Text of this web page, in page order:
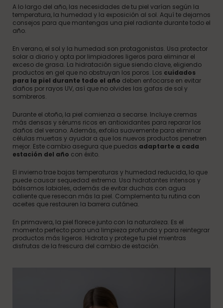
A lo largo del año, las necesidades de tu piel varían según la
temperatura, la humedad y la exposición al sol. Aquí te dejamos
consejos para que mantengas una piel radiante durante todo el
año.
En verano, el sol y la humedad son protagonistas. Usa protector
solar a diario y opta por limpiadores ligeros para eliminar el
exceso de grasa. La hidratación sigue siendo clave, eligiendo
productos en gel que no obstruyan los poros. Los cuidados
para la piel durante todo el año deben enfocarse en evitar
daños por rayos UV, así que no olvides las gafas de sol y
sombreros.
Durante el otoño, la piel comienza a secarse. Incluye cremas
más densas y sérums ricos en antioxidantes para reparar los
daños del verano. Además, exfolia suavemente para eliminar
células muertas y ayudar a que los nuevos productos penetren
mejor. Este cambio asegura que puedas adaptarte a cada
estación del año con éxito.
El invierno trae bajas temperaturas y humedad reducida, lo que
puede causar sequedad extrema. Usa hidratantes intensos y
bálsamos labiales, además de evitar duchas con agua
caliente que resecan más la piel. Complementa tu rutina con
aceites que restauren la barrera cutánea.
En primavera, la piel florece junto con la naturaleza. Es el
momento perfecto para una limpieza profunda y para reintegrar
productos más ligeros. Hidrata y protege tu piel mientras
disfrutas de la frescura del cambio de estación.